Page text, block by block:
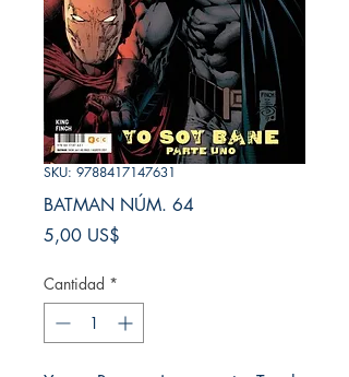
SKU: 9788417147631
BATMAN NÚM. 64
5,00 US$
Cantidad *